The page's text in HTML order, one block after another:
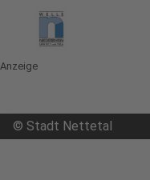
Anzeige
© Stadt Nettetal